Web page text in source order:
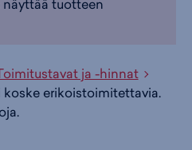
a ä ,Miesten
- Vaellushousut,
näyttää tuotteen
ja -hinnat
koske erikoistoimitettavia.